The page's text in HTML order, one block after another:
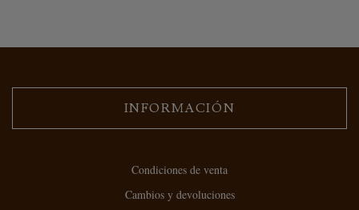
INFORMACIÓN
Condiciones de venta
Cambios y devoluciones